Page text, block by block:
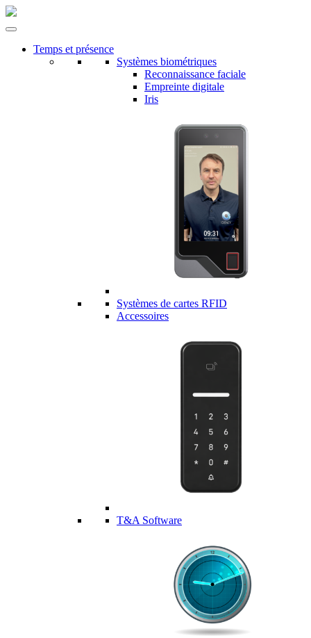
Temps et présence
Systèmes biométriques
Reconnaissance faciale
Empreinte digitale
Iris
Systèmes de cartes RFID
Accessoires
T&A Software